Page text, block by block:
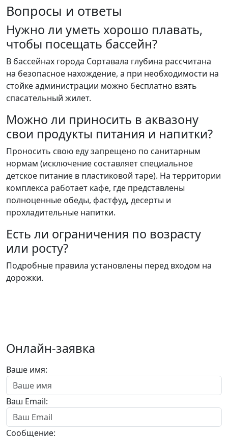
Вопросы и ответы
Нужно ли уметь хорошо плавать,
чтобы посещать бассейн?
В бассейнах города Сортавала глубина рассчитана
на безопасное нахождение, а при необходимости на
стойке администрации можно бесплатно взять
спасательный жилет.
Можно ли приносить в аквазону
свои продукты питания и напитки?
Проносить свою еду запрещено по санитарным
нормам (исключение составляет специальное
детское питание в пластиковой таре). На территории
комплекса работает кафе, где представлены
полноценные обеды, фастфуд, десерты и
прохладительные напитки.
Есть ли ограничения по возрасту
или росту?
Подробные правила установлены перед входом на
дорожки.
Онлайн-заявка
Ваше имя:
Ваш Email:
Сообщение: